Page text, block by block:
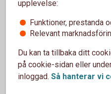
på vardagar innan kl. 18:00.
Kan jag höja mitt
Det är möjligt genom att
lösa dina nuvarande lån och
upplevelse:
Funktioner, prestanda
Relevant
Du kan ta tillbaka ditt
på cookie-sidan eller
inloggad. Så hanterar vi